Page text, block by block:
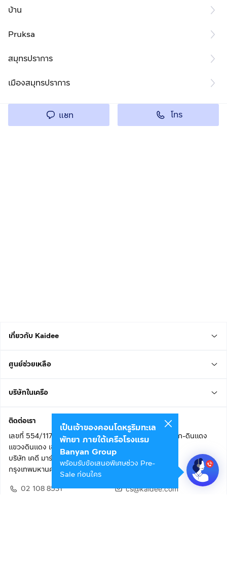
บ้าน
Pruksa
สมุทรปราการ
เมืองสมุทรปราการ
แชท โทร
เกี่ยวกับ Kaidee
ศูนย์ช่วยเหลือ
บริษัทในเครือ
ติดต่อเรา
เลขที่ 554/117 อาคารสกายไนน์ เซ็นเตอร์ ชั้น 22 ถนนอโศก-ดินแดง
แขวงดินแดง เขตดินแดง
บริษัท เคดี มาร์เก็ตเพลส จำกัด (สำนักงานใหญ่)
กรุงเทพมหานคร 10400
02 108 8531
cs@kaidee.com
เป็นเจ้าของคอนโดหรูริมทะเล
พัทยา ภายใต้เครือโรงแรม
Banyan Group
พร้อมรับข้อเสนอพิเศษช่วง Pre-
Sale ก่อนใคร